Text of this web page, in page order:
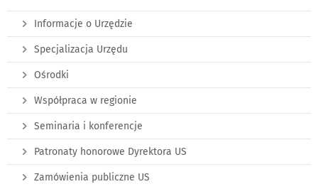
Informacje o Urzędzie
Specjalizacja Urzędu
Ośrodki
Współpraca w regionie
Seminaria i konferencje
Patronaty honorowe Dyrektora US
Zamówienia publiczne US